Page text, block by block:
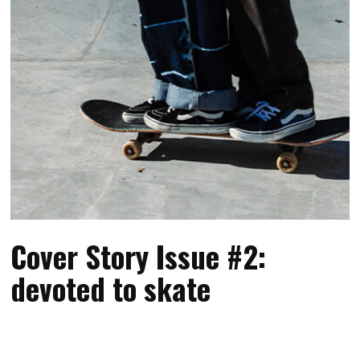
Cover Story Issue #2:
devoted to skate